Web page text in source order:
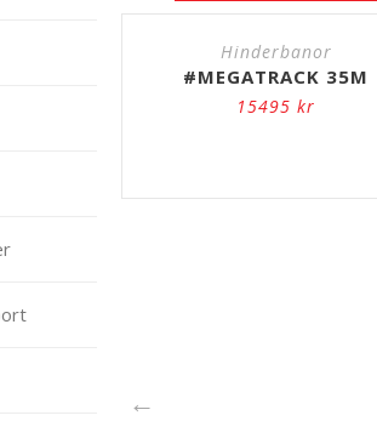
Hinderbanor
#MEGATRACK 35M
15495kr
←